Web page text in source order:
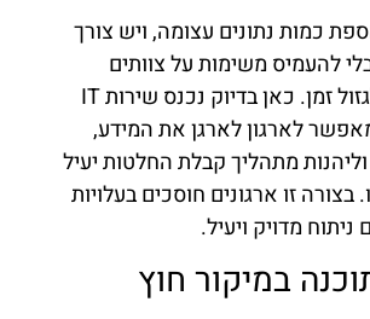
כמות נתונים עצומה, ויש צורך
להעמיס משימות על צוותים
בארגון ובלי לגזול זמן. כאן בדיוק נכנס שירות IT
לארגון לארגן את המידע,
וליהנות מתהליך קבלת החלטות יעיל
זו ארגונים חוסכים בעלויות
ניתוח מדויק ויעיל.
במיקור חוץ